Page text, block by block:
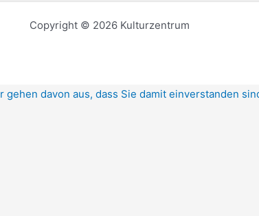
Copyright © 2026 Kulturzentrum
davon aus, dass Sie damit einverstanden